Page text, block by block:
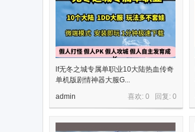
lf无冬之城专属单职业10大陆热血传奇
单机版剧情神器大服G...
喜欢: 0 回复: 0
admin